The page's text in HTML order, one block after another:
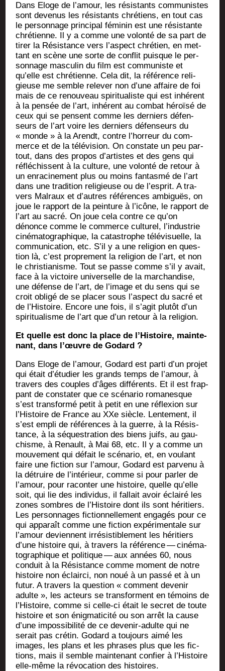
Dans Eloge de l’a­mour, les résis­tants com­mu­nistes
sont deve­nus les résis­tants chré­tiens, en tout cas
le per­son­nage prin­ci­pal fémi­nin est une résis­tante
chré­tienne. Il y a comme une volon­té de sa part de
tirer la Résis­tance vers l’as­pect chré­tien, en met­
tant en scène une sorte de conflit puisque le per­
son­nage mas­cu­lin du film est com­mu­niste et
qu’elle est chré­tienne. Cela dit, la réfé­rence reli­
gieuse me semble rele­ver non d’une affaire de foi
mais de ce renou­veau spi­ri­tua­liste qui est inhé­rent
à la pen­sée de l’art, inhé­rent au com­bat héroï­sé de
ceux qui se pensent comme les der­niers défen­
seurs de l’art voire les der­niers défen­seurs du
« monde » à la Arendt, contre l’hor­reur du com­
merce et de la télé­vi­sion. On constate un peu par­
tout, dans des pro­pos d’ar­tistes et des gens qui
réflé­chissent à la culture, une volon­té de retour à
un enra­ci­ne­ment plus ou moins fan­tas­mé de l’art
dans une tra­di­tion reli­gieuse ou de l’es­prit. A tra­
vers Mal­raux et d’autres réfé­rences ambi­guës, on
joue le rap­port de la pein­ture à l’i­cône, le rap­port de
l’art au sacré. On joue cela contre ce qu’on
dénonce comme le com­merce cultu­rel, l’in­dus­trie
ciné­ma­to­gra­phique, la catas­trophe télé­vi­suelle, la
com­mu­ni­ca­tion, etc. S’il y a une reli­gion en ques­
tion là, c’est pro­pre­ment la reli­gion de l’art, et non
le chris­tia­nisme. Tout se passe comme s’il y avait,
face à la vic­toire uni­ver­selle de la mar­chan­dise,
une défense de l’art, de l’i­mage et du sens qui se
croit obli­gé de se pla­cer sous l’as­pect du sacré et
de l’His­toire. Encore une fois, il s’a­git plu­tôt d’un
spi­ri­tua­lisme de l’art que d’un retour à la religion.
Et quelle est donc la place de l’His­toire, main­te­
nant, dans l’œuvre de Godard ?
Dans Eloge de l’a­mour, Godard est par­ti d’un pro­jet
qui était d’é­tu­dier les grands temps de l’a­mour, à
tra­vers des couples d’âges dif­fé­rents. Et il est frap­
pant de consta­ter que ce scé­na­rio roma­nesque
s’est trans­for­mé petit à petit en une réflexion sur
l’His­toire de France au XXe siècle. Len­te­ment, il
s’est empli de réfé­rences à la guerre, à la Résis­
tance, à la séques­tra­tion des biens juifs, au gau­
chisme, à Renault, à Mai 68, etc. Il y a comme un
mou­ve­ment qui défait le scé­na­rio, et, en vou­lant
faire une fic­tion sur l’a­mour, Godard est par­ve­nu à
la détruire de l’in­té­rieur, comme si pour par­ler de
l’a­mour, pour racon­ter une his­toire, quelle qu’elle
soit, qui lie des indi­vi­dus, il fal­lait avoir éclai­ré les
zones sombres de l’His­toire dont ils sont héri­tiers.
Les per­son­nages fic­tion­nel­le­ment enga­gés pour ce
qui appa­raît comme une fic­tion expé­ri­men­tale sur
l’a­mour deviennent irré­sis­ti­ble­ment les héri­tiers
d’une his­toire qui, à tra­vers la réfé­rence — ciné­ma­
to­gra­phique et poli­tique — aux années 60, nous
conduit à la Résis­tance comme moment de notre
his­toire non éclair­ci, non noué à un pas­sé et à un
futur. A tra­vers la ques­tion « com­ment deve­nir
adulte », les acteurs se trans­forment en témoins de
l’His­toire, comme si celle-ci était le secret de toute
his­toire et son énig­ma­ti­ci­té ou son arrêt la cause
d’une impos­si­bi­li­té de ce deve­nir-adulte qui ne
serait pas cré­tin. Godard a tou­jours aimé les
images, les plans et les phrases plus que les fic­
tions, mais il semble main­te­nant confier à l’His­toire
elle-même la révo­ca­tion des histoires.